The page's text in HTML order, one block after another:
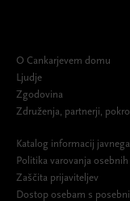
O Cankarjevem domu
Ljudje
Zgodovina
Združenja, partnerji,
Katalog informacij
Politika varovanja
Zaščita prijaviteljev
Dostop osebam s